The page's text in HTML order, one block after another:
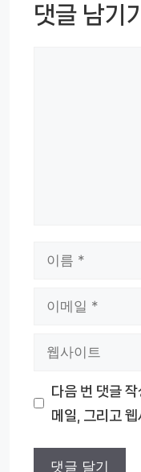
댓글 남기기
다음 번 댓글
메일, 그리고